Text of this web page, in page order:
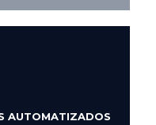
AUTOMATIZADOS